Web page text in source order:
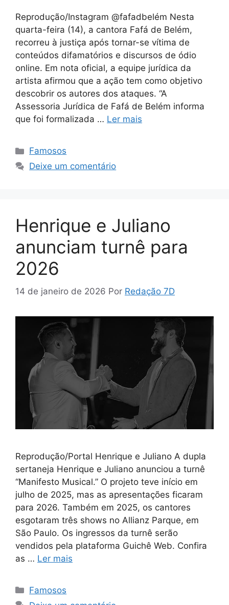
Reprodução/Instagram @fafadbelém Nesta
quarta-feira (14), a cantora Fafá de Belém,
recorreu à justiça após tornar-se vítima de
conteúdos difamatórios e discursos de ódio
online. Em nota oficial, a equipe jurídica da
artista afirmou que a ação tem como objetivo
descobrir os autores dos ataques. “A
Assessoria Jurídica de Fafá de Belém informa
que foi formalizada … Ler mais
Categorias
Famosos
Deixe um comentário
Henrique e Juliano
anunciam turnê para
2026
14 de janeiro de 2026 Por Redação 7D
Reprodução/Portal Henrique e Juliano A dupla
sertaneja Henrique e Juliano anunciou a turnê
“Manifesto Musical.” O projeto teve início em
julho de 2025, mas as apresentações ficaram
para 2026. Também em 2025, os cantores
esgotaram três shows no Allianz Parque, em
São Paulo. Os ingressos da turnê serão
vendidos pela plataforma Guichê Web. Confira
as … Ler mais
Categorias
Famosos